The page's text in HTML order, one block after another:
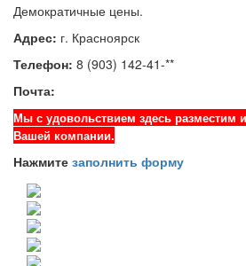
Демократичные цены.
Адрес: г. Красноярск
Телефон: 8 (903) 142-41-**
Почта:
Мы с удовольствием здесь
Вашей компании.
Нажмите заполнить форму